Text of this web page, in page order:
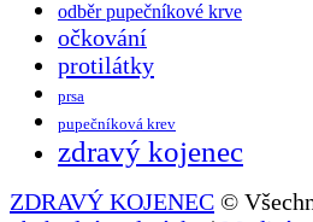
odběr pupečníkové krve
očkování
protilátky
prsa
pupečníková krev
zdravý kojenec
ZDRAVÝ KOJENEC ©